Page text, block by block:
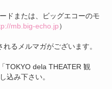
ドまたは、ビッグエコーのモ
mb.big-echo.jp）
れるメルマガがございます。
dela THEATER 観
込み下さい。